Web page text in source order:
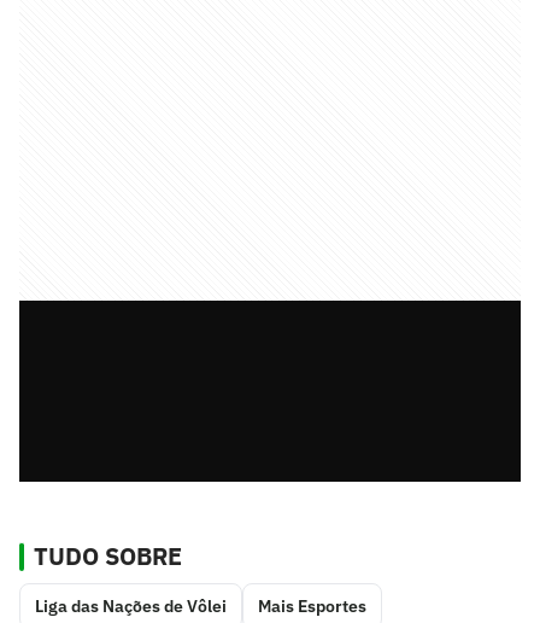
TUDO SOBRE
Liga das Nações de Vôlei Mais Esportes